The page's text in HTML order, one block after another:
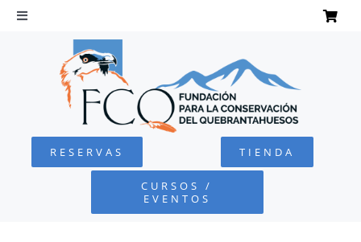
Saltar
Toggle
Navigation
QUEBRANTAHUESOS
FUNDACIÓN
RESERVAS TIENDA
CURSOS /
EVENTOS